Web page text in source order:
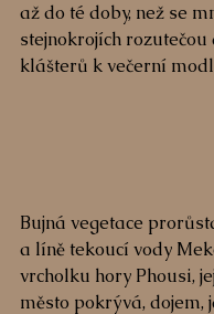
až do té doby, než se
stejnokrojích rozutečou
klášterů k večerní
Bujná vegetace
a líně tekoucí vody
vrcholku hory Phousi,
město pokrývá, dojem,